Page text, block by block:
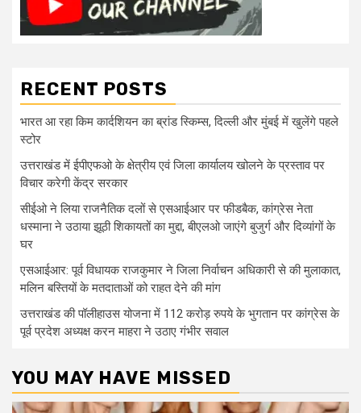
RECENT POSTS
भारत आ रहा किम कार्दशियन का ब्रांड स्किम्स, दिल्ली और मुंबई में खुलेंगे पहले
स्टोर
उत्तराखंड में ईपीएफओ के क्षेत्रीय एवं जिला कार्यालय खोलने के प्रस्ताव पर
विचार करेगी केंद्र सरकार
सीईओ ने लिया राजनैतिक दलों से एसआईआर पर फीडबैक, कांग्रेस नेता
धस्माना ने उठाया झूठी शिकायतों का मुद्दा, बीएलओ जाएंगे बुजुर्ग और दिव्यांगों के
घर
एसआईआर: पूर्व विधायक राजकुमार ने जिला निर्वाचन अधिकारी से की मुलाकात,
मलिन बस्तियों के मतदाताओं को राहत देने की मांग
उत्तराखंड की पॉलीहाउस योजना में 112 करोड़ रुपये के भुगतान पर कांग्रेस के
पूर्व प्रदेश अध्यक्ष करन माहरा ने उठाए गंभीर सवाल
YOU MAY HAVE MISSED